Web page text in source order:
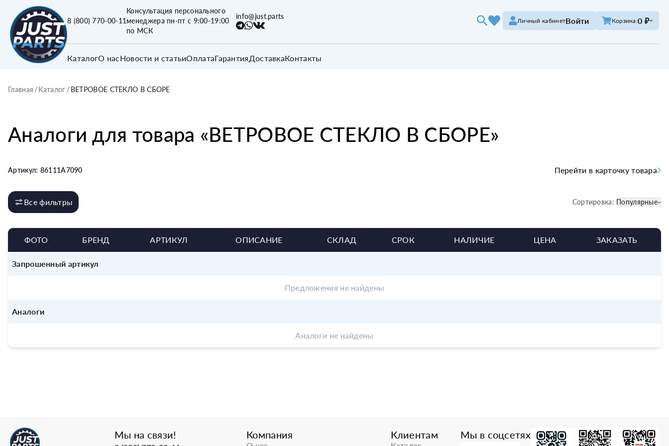
8 (800) 770-00-11
Консультация персонального
менеджера пн-пт с 9:00-19:00
по МСК
info@just.parts Личный кабинетВойти Корзина:0 ₽
КаталогО насНовости и статьиОплатаГарантия ДоставкаКонтакты
Главная /Каталог /ВЕТРОВОЕ СТЕКЛО В СБОРЕ
Аналоги для товара «ВЕТРОВОЕ СТЕКЛО В СБОРЕ»
Артикул: 86111A7090 Перейти в карточку товара
Все фильтры Сортировка: Популярные
ФОТО БРЕНД АРТИКУЛ ОПИСАНИЕ СКЛАД СРОК НАЛИЧИЕ ЦЕНА ЗАКАЗАТЬ
Запрошенный артикул
Предложения не найдены
Аналоги
Аналоги не найдены
Мы на связи! Компания Клиентам Мы в соцсетях